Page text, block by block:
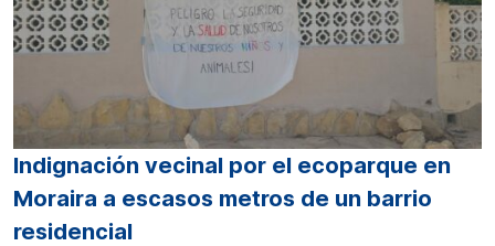
Indignación vecinal por el ecoparque en
Moraira a escasos metros de un barrio
residencial